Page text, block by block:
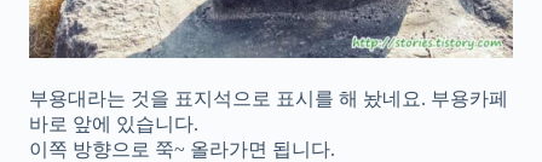
부용대라는 것을 표지석으로 표시를 해 놨네요. 부용카페
바로 앞에 있습니다.
이쪽 방향으로 쭉~ 올라가면 됩니다.